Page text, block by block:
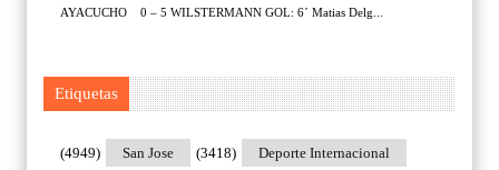
AYACUCHO 0 – 5 WILSTERMANN GOL: 6´ Matias Delg...
Etiquetas
San Jose
(4949) Deporte Internacional
(3418)